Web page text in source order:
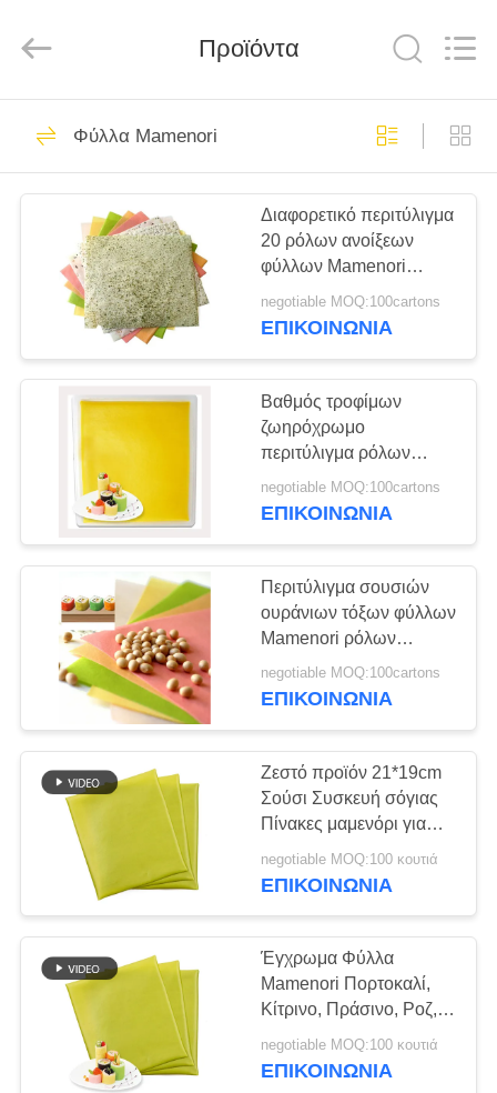
ΑΡΧΙΚΉ
ΣΕΛΊΔΑ
ΠΡΟΪΌΝΤΑ
ΣΧΕΤΙΚΆ
ΕΜΆΣ
ΕΠΙΣΚΈΨΕΙΣ
ΕΡΓΟΣΤΆΣΙΟ
ΈΛΕΓΧΟΣ
ΠΟΙΌΤΗΤΑΣ
ΕΠΙΚΟΙΝΩΝΉΣΤΕ
ΜΑΖΊ
ΜΑΣ
ΕΙΔΉΣΕΙΣ
ΥΠΟΘΈΣΕΙΣ
ΖΗΤΉΣΤΕ
ΜΙΑ
ΠΡΟΣΦΟΡΆ
TRADING
CO.,LTD..
Ξηρά Crumbs
ψωμιού
205
ιαπωνικά crumbs
ψωμιού
171
Ολόκληρα Crumbs
ψωμιού Panko σίτου
155
Ψημένο φύκι Nori
102
Προϊόντα
Φύλλα Mamenori
Διαφορετικό περιτύλιγμα
20 ρόλων ανοίξεων
φύλλων Mamenori
χρωμάτων πακέτο
φύλλων
negotiable MOQ:100cartons
ΕΠΙΚΟΙΝΩΝΊΑ
Βαθμός τροφίμων
ζωηρόχρωμο
περιτύλιγμα ρόλων
ανοίξεων φύλλων
Mamenori
negotiable MOQ:100cartons
ΕΠΙΚΟΙΝΩΝΊΑ
Περιτύλιγμα σουσιών
ουράνιων τόξων φύλλων
Mamenori ρόλων
σουσιών για
Reastaurant
negotiable MOQ:100cartons
ΕΠΙΚΟΙΝΩΝΊΑ
Ζεστό προϊόν 21*19cm
Σούσι Συσκευή σόγιας
Πίνακες μαμενόρι για
ασιατικό εστιατόριο
negotiable MOQ:100 κουτιά
ΕΠΙΚΟΙΝΩΝΊΑ
Έγχρωμα Φύλλα
Mamenori Πορτοκαλί,
Κίτρινο, Πράσινο, Ροζ,
Φύλλα Σόγιας Crep Για
Τύλιγμα Σούσι
negotiable MOQ:100 κουτιά
ΕΠΙΚΟΙΝΩΝΊΑ